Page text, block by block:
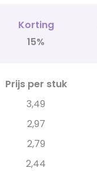
Korting
15%
Prijs per stuk
3,49
2,97
2,79
2,44